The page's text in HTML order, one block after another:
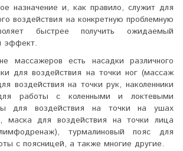
назначение и, как правило, служит для
воздействия на конкретную проблемную
быстрее получить ожидаемый
эффект.
массажеров есть насадки различного
для воздействия на точки ног (массаж
воздействия на точки рук, наколенники
работы с коленными и локтевыми
для воздействия на точки на ушах
маска для воздействия на точки лица
турмалиновый пояс для
с поясницей, а также многие другие.